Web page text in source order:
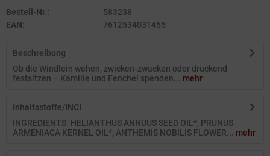
Bestell-Nr.:
583238
EAN:
7612534031455
Beschreibung
Ob die Windlein wehen, zwicken-zwacken oder drückend
festsitzen – Kamille und Fenchel spenden... mehr
Inhaltsstoffe/INCI
INGREDIENTS: HELIANTHUS ANNUUS SEED OIL*, PRUNUS
ARMENIACA KERNEL OIL*, ANTHEMIS NOBILIS FLOWER... mehr